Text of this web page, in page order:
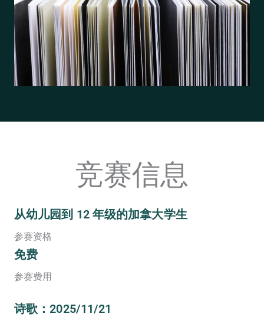
竞赛信息
从幼儿园到 12 年级的加拿大学生
参赛资格
免费
参赛费用
诗歌：2025/11/21